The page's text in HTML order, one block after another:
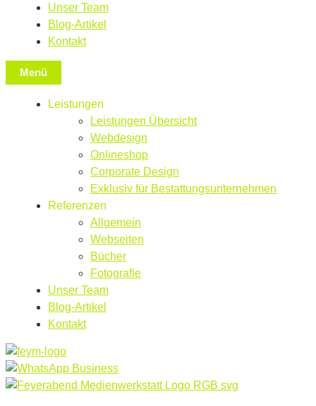
Unser Team
Blog-Artikel
Kontakt
Menü
Leistungen
Leistungen Übersicht
Webdesign
Onlineshop
Corporate Design
Exklusiv für Bestattungsunternehmen
Referenzen
Allgemein
Webseiten
Bücher
Fotografie
Unser Team
Blog-Artikel
Kontakt